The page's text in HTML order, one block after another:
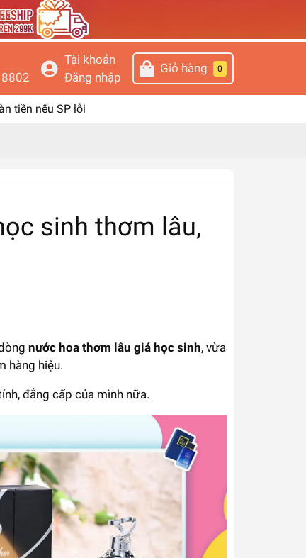
Tài khoản
Đăng nhập
Giỏ hàng 0
tiền nếu SP lỗi
sinh thơm lâu,
nước hoa thơm lâu giá học sinh, vừa
hàng hiệu.
đẳng cấp của mình nữa.